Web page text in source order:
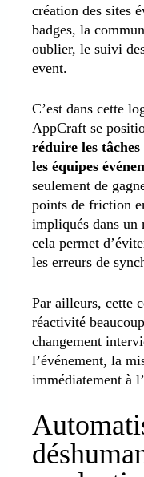
création des sites
badges, la
oublier, le suivi
event.
C’est dans cette
AppCraft se
réduire les
les équipes
seulement de
points de friction
impliqués dans un
cela permet
les erreurs de
Par ailleurs, cette
réactivité
changement
l’événement, la
immédiatement à